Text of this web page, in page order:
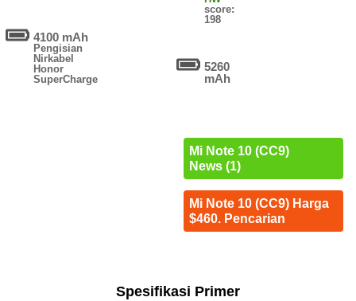
4100 mAh
Pengisian
Nirkabel
Honor
SuperCharge
score:
198
5260
mAh
Mi Note 10 (CC9)
News (1)
Mi Note 10 (CC9) Harga
$460. Pencarian
Spesifikasi Primer